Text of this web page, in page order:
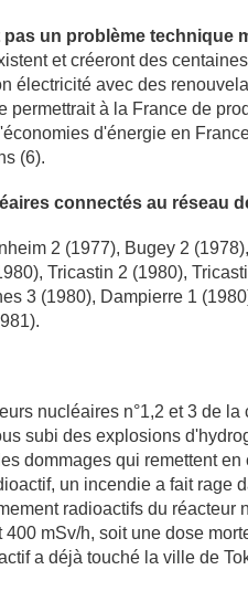
un problème technique
et créeront des
électricité avec des
permettrait à la France de
d'énergie en
(6).
connectés au réseau
2 (1977), Bugey 2
Tricastin 2 (1980),
3 (1980), Dampierre 1
nucléaires n°1,2 et 3 de
subi des explosions
dommages qui remettent
un incendie a fait rage
radioactifs du réacteur
mSv/h, soit une dose
a déjà touché la ville de